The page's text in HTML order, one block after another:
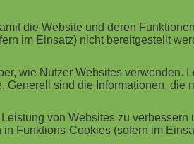
wurde, stimmt der
Zertifikat.
Handbücher zur Verfügung, bzw. die
beantwortet. Die Aufgaben selber
die Website und deren
im Einsatz) nicht bereitgestellt
wie Nutzer Websites
Generell sind die Informationen,
von Websites zu
Funktions-Cookies (sofern im